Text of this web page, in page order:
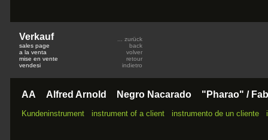
Verkauf
sales page
a la venta
mise en vente
vendesi
... zurück
back
volver
retour
indietro
AA Alfred Arnold Negro Nacarado "Pharao" /
Kundeninstrument instrument of a client instrumento de un cliente